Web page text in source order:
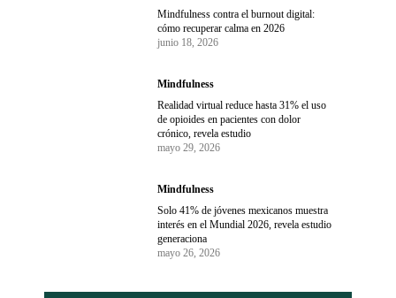
Mindfulness contra el burnout digital:
cómo recuperar calma en 2026
junio 18, 2026
Mindfulness
Realidad virtual reduce hasta 31% el uso
de opioides en pacientes con dolor
crónico, revela estudio
mayo 29, 2026
Mindfulness
Solo 41% de jóvenes mexicanos muestra
interés en el Mundial 2026, revela estudio
generaciona
mayo 26, 2026